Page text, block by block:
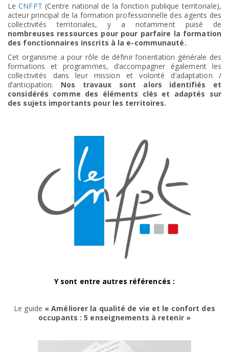
LeCNFPT (Centre national de la fonction publique territoriale),
acteur principal de la formation professionnelle des agents des
collectivités territoriales, y a notamment puisé de
nombreuses ressources pour pour parfaire la formation
des fonctionnaires inscrits à la e-communauté.
Cet organisme a pour rôle de définir l’orientation générale des
formations et programmes, d’accompagner également les
collectivités dans leur mission et volonté d’adaptation /
d’anticipation. Nos travaux sont alors identifiés et
considérés comme des éléments clés et adaptés sur
des sujets importants pour les territoires.
Y sont entre autres référencés :
Le guide « Améliorer la qualité de vie et le confort des
occupants : 5 enseignements à retenir »